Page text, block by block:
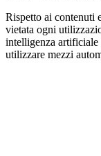
Rispetto ai contenuti
vietata ogni
intelligenza artificiale
utilizzare mezzi